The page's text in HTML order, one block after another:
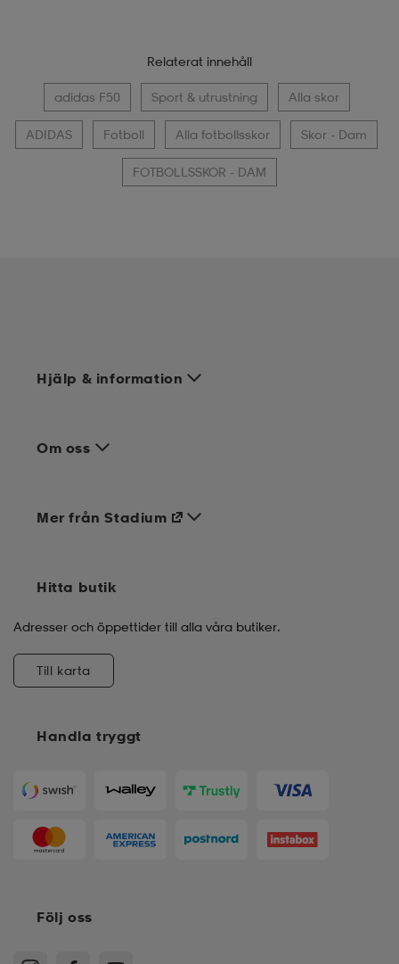
Relaterat innehåll
adidas F50 Sport & utrustning Alla skor
ADIDAS Fotboll Alla fotbollsskor Skor - Dam
FOTBOLLSSKOR - DAM
Hjälp & information
Om oss
Handla tryggt
Mer från Stadium
Hitta butik
Adresser och öppettider till alla våra butiker.
Till karta
Följ oss